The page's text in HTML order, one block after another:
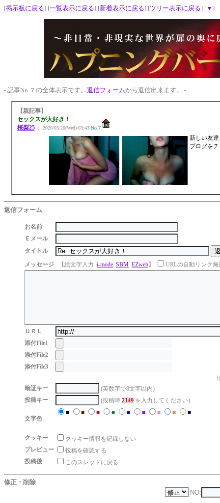
[掲示板に戻る] [一覧表示に戻る] [新着表示に戻る] [ツリー表示に戻る] [▼ ]
- 記事No. 7 の全体表示です。 返信フォームから返信出来ます。 -
【親記事】
セックスが大好き！
桜梨25： 2020/05/20(Wed) 03:43 No.7
新しい友
ブログを
返信フォーム
お名前
Ｅメール
タイトル
メッセージ
【絵文字入力 i-mode SBM EZweb】 URLの自動リンク無
ＵＲＬ
添付File1
添付File2
添付File3
暗証キー
(英数字で8文字以内)
投稿キー
(投稿時 2149 を入力してください)
文字色
■ ■ ■ ■ ■ ■ ■ ■ ■
クッキー
クッキー情報を記録しない
プレビュー
投稿を確認する
投稿後
このスレッドに戻る
修正・削除
NO: